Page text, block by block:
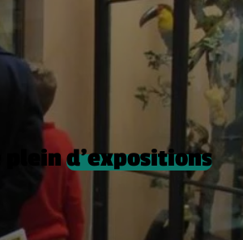
pleind’expositions